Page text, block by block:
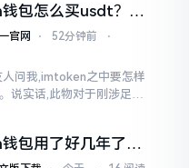
包怎么买usdt？老
单三步搞定
官网 ⋅ 52分钟前
⋅
人问我,imtoken之中要怎样
说实话,此物对于刚涉足币
包用了好几年了，
了？